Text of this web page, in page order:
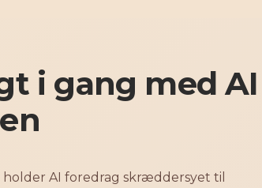
i gang med
holder AI foredrag skræddersyet til